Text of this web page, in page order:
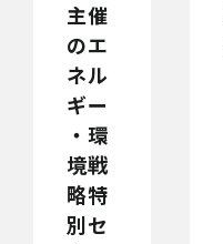
主催
のエ
ネル
ギー
・環
境戦
略特
別セ